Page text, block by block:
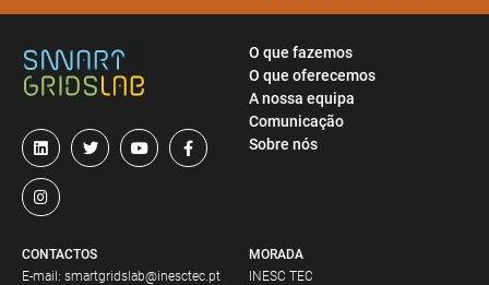
MORADA
INESC TEC
CONTACTOS
E-mail: smartgridslab@inesctec.pt
O que fazemos
O que oferecemos
A nossa equipa
Comunicação
Sobre nós